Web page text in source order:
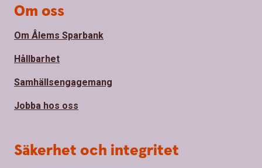
Om oss
Om Ålems Sparbank
Hållbarhet
Samhällsengagemang
Jobba hos oss
Säkerhet och integritet